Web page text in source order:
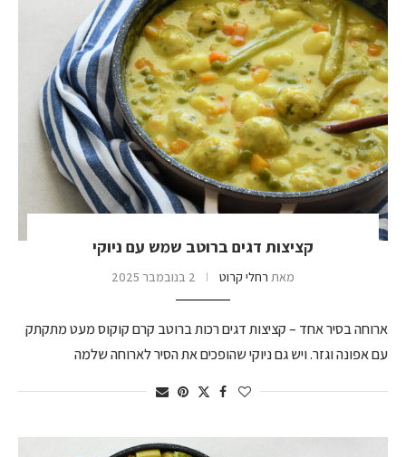
קציצות דגים ברוטב שמש עם ניוקי
מאת רחלי קרוט 2 בנובמבר 2025
ארוחה בסיר אחד – קציצות דגים רכות ברוטב קרם קוקוס מעט מתקתק
עם אפונה וגזר. ויש גם ניוקי שהופכים את הסיר לארוחה שלמה